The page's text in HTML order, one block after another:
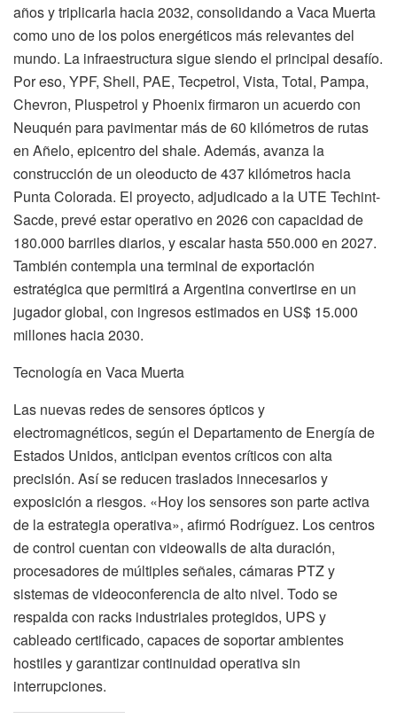
años y triplicarla hacia 2032, consolidando a Vaca Muerta
como uno de los polos energéticos más relevantes del
mundo. La infraestructura sigue siendo el principal desafío.
Por eso, YPF, Shell, PAE, Tecpetrol, Vista, Total, Pampa,
Chevron, Pluspetrol y Phoenix firmaron un acuerdo con
Neuquén para pavimentar más de 60 kilómetros de rutas
en Añelo, epicentro del shale. Además, avanza la
construcción de un oleoducto de 437 kilómetros hacia
Punta Colorada. El proyecto, adjudicado a la UTE Techint-
Sacde, prevé estar operativo en 2026 con capacidad de
180.000 barriles diarios, y escalar hasta 550.000 en 2027.
También contempla una terminal de exportación
estratégica que permitirá a Argentina convertirse en un
jugador global, con ingresos estimados en US$ 15.000
millones hacia 2030.
Tecnología en Vaca Muerta
Las nuevas redes de sensores ópticos y
electromagnéticos, según el Departamento de Energía de
Estados Unidos, anticipan eventos críticos con alta
precisión. Así se reducen traslados innecesarios y
exposición a riesgos. «Hoy los sensores son parte activa
de la estrategia operativa», afirmó Rodríguez. Los centros
de control cuentan con videowalls de alta duración,
procesadores de múltiples señales, cámaras PTZ y
sistemas de videoconferencia de alto nivel. Todo se
respalda con racks industriales protegidos, UPS y
cableado certificado, capaces de soportar ambientes
hostiles y garantizar continuidad operativa sin
interrupciones.